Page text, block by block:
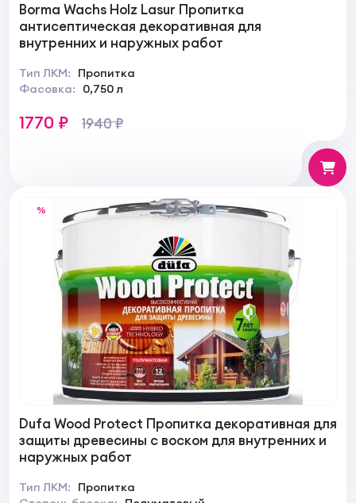
Borma Wachs Holz Lasur Пропитка
антисептическая декоративная для
внутренних и наружных работ
Тип ЛКМ:
Пропитка
Фасовка:
0,750 л
1770 ₽ 1940 ₽
%
Dufa Wood Protect Пропитка декоративная для
защиты древесины с воском для внутренних и
наружных работ
Тип ЛКМ:
Пропитка